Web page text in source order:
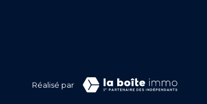
Réalisé par